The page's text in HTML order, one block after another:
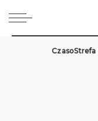
CzasoStrefa